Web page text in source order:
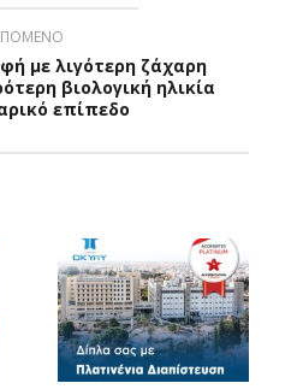
με λιγότερη ζάχαρη
βιολογική ηλικία
επίπεδο